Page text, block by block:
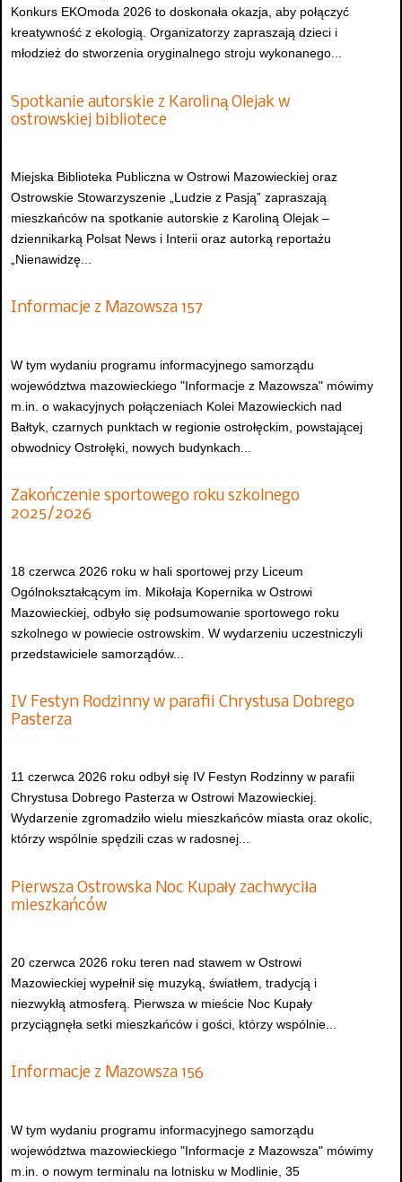
Konkurs EKOmoda 2026 to doskonała okazja, aby połączyć
kreatywność z ekologią. Organizatorzy zapraszają dzieci i
młodzież do stworzenia oryginalnego stroju wykonanego...
Spotkanie autorskie z Karoliną Olejak w
ostrowskiej bibliotece
Miejska Biblioteka Publiczna w Ostrowi Mazowieckiej oraz
Ostrowskie Stowarzyszenie „Ludzie z Pasją” zapraszają
mieszkańców na spotkanie autorskie z Karoliną Olejak –
dziennikarką Polsat News i Interii oraz autorką reportażu
„Nienawidzę...
Informacje z Mazowsza 157
W tym wydaniu programu informacyjnego samorządu
województwa mazowieckiego "Informacje z Mazowsza" mówimy
m.in. o wakacyjnych połączeniach Kolei Mazowieckich nad
Bałtyk, czarnych punktach w regionie ostrołęckim, powstającej
obwodnicy Ostrołęki, nowych budynkach...
Zakończenie sportowego roku szkolnego
2025/2026
18 czerwca 2026 roku w hali sportowej przy Liceum
Ogólnokształcącym im. Mikołaja Kopernika w Ostrowi
Mazowieckiej, odbyło się podsumowanie sportowego roku
szkolnego w powiecie ostrowskim. W wydarzeniu uczestniczyli
przedstawiciele samorządów...
IV Festyn Rodzinny w parafii Chrystusa Dobrego
Pasterza
11 czerwca 2026 roku odbył się IV Festyn Rodzinny w parafii
Chrystusa Dobrego Pasterza w Ostrowi Mazowieckiej.
Wydarzenie zgromadziło wielu mieszkańców miasta oraz okolic,
którzy wspólnie spędzili czas w radosnej...
Pierwsza Ostrowska Noc Kupały zachwyciła
mieszkańców
20 czerwca 2026 roku teren nad stawem w Ostrowi
Mazowieckiej wypełnił się muzyką, światłem, tradycją i
niezwykłą atmosferą. Pierwsza w mieście Noc Kupały
przyciągnęła setki mieszkańców i gości, którzy wspólnie...
Informacje z Mazowsza 156
W tym wydaniu programu informacyjnego samorządu
województwa mazowieckiego "Informacje z Mazowsza" mówimy
m.in. o nowym terminalu na lotnisku w Modlinie, 35